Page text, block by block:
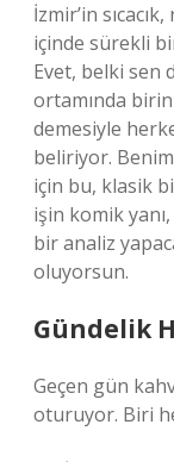
İzmir’in
içinde sürekli
Evet, belki sen
ortamında
demesiyle
beliriyor.
için bu, klasik
işin komik
bir analiz
oluyorsun.
Gündelik
Geçen gün
oturuyor. Biri